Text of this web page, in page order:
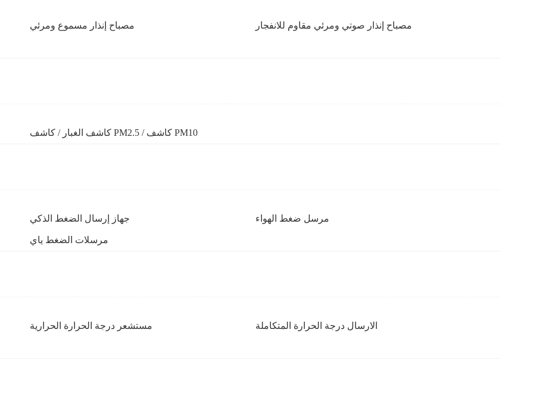
مصباح إنذار مسموع ومرئي مصباح إنذار صوتي ومرئي مقاوم للانفجار
كاشف الغبار / كاشف PM2.5 / كاشف PM10
جهاز إرسال الضغط الذكي مرسل ضغط الهواء
مرسلات الضغط ياي
مستشعر درجة الحرارة الحرارية الارسال درجة الحرارة المتكاملة